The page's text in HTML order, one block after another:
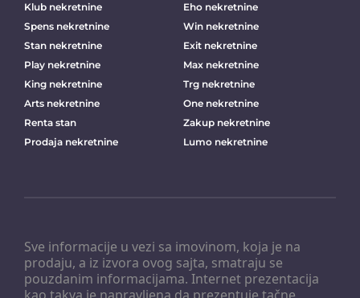
Sve informacije u vezi sa imovinom, koja je na
prodaju, a iz izvora ovog sajta, smatraju se
pouzdanim informacijama. Internet prezentacija
Klub nekretnine
Eho nekretnine
Spens nekretnine
Win nekretnine
Stan nekretnine
Exit nekretnine
Play nekretnine
Max nekretnine
King nekretnine
Trg nekretnine
Arts nekretnine
One nekretnine
Renta stan
Zakup nekretnine
Prodaja nekretnine
Lumo nekretnine